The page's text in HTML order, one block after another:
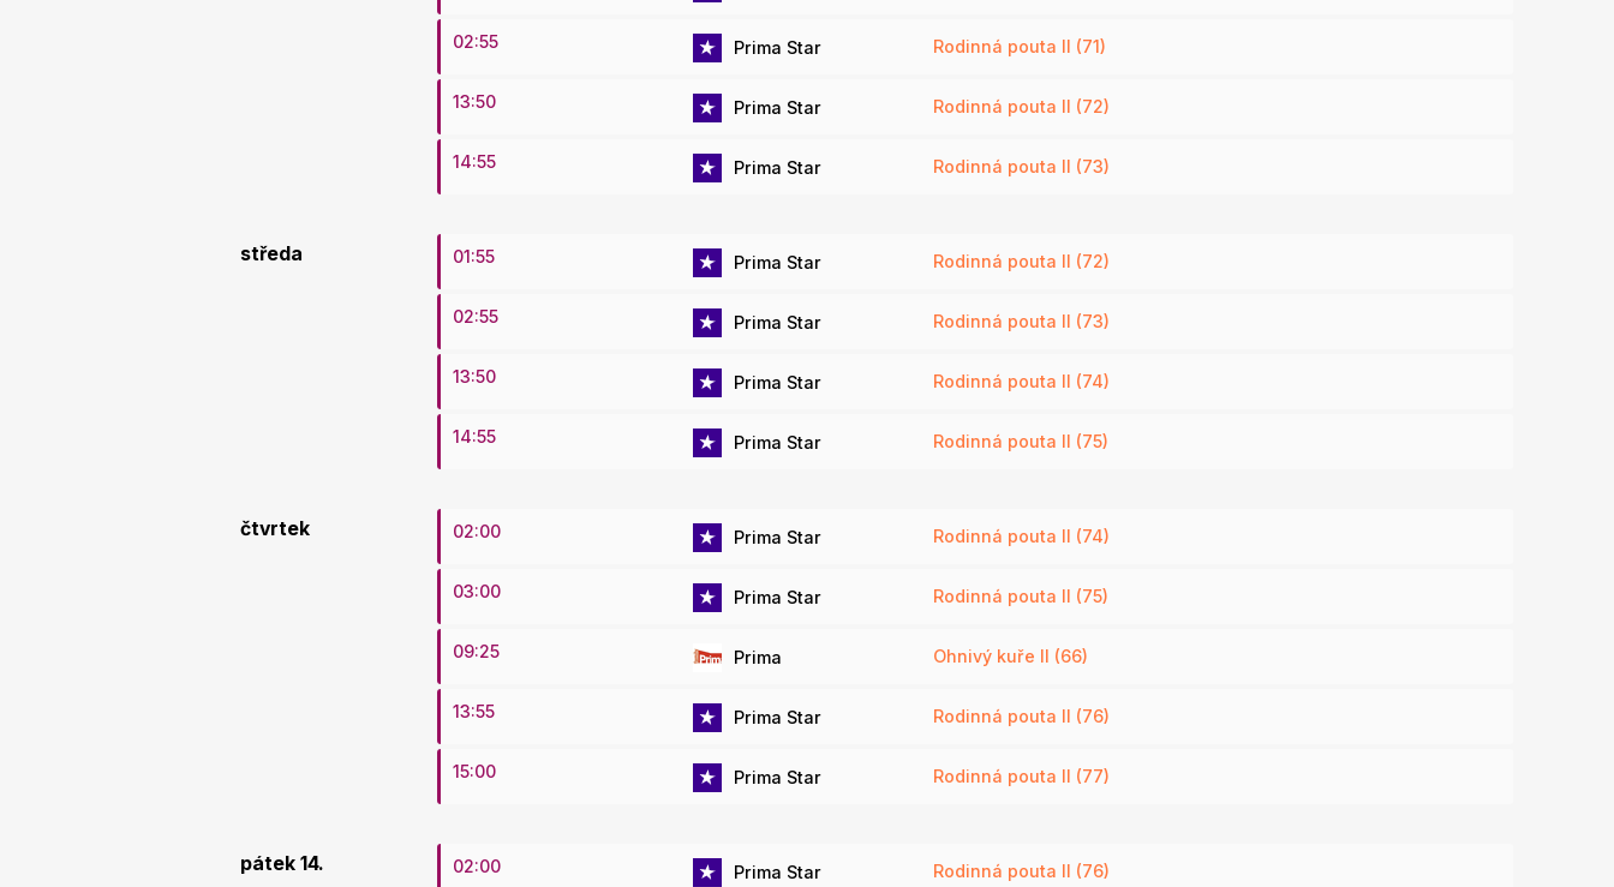
02:55 Prima Star Rodinná pouta II (71)
13:50 Prima Star Rodinná pouta II (72)
14:55 Prima Star Rodinná pouta II (73)
středa 01:55 Prima Star Rodinná pouta II (72)
02:55 Prima Star Rodinná pouta II (73)
13:50 Prima Star Rodinná pouta II (74)
14:55 Prima Star Rodinná pouta II (75)
čtvrtek 02:00 Prima Star Rodinná pouta II (74)
03:00 Prima Star Rodinná pouta II (75)
09:25 Prima Ohnivý kuře II (66)
13:55 Prima Star Rodinná pouta II (76)
15:00 Prima Star Rodinná pouta II (77)
pátek 14. 02:00 Prima Star Rodinná pouta II (76)